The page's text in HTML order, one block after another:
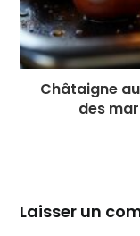
Châtaigne
des
Laisser un